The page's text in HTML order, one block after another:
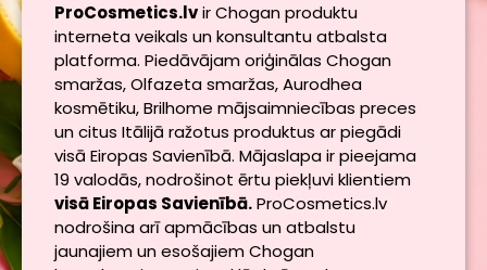
ProCosmetics.lvir Chogan produktu
interneta veikals un konsultantu atbalsta
platforma. Piedāvājam oriģinālas Chogan
smaržas, Olfazeta smaržas, Aurodhea
kosmētiku, Brilhome mājsaimniecības preces
un citus Itālijā ražotus produktus ar piegādi
visā Eiropas Savienībā. Mājaslapa ir pieejama
19 valodās, nodrošinot ērtu piekļuvi klientiem
visā Eiropas Savienībā.ProCosmetics.lv
nodrošina arī apmācības un atbalstu
jaunajiem un esošajiem Chogan